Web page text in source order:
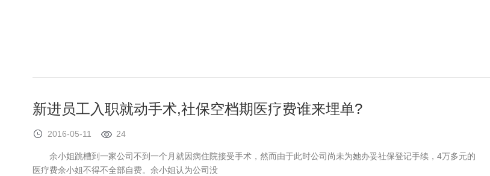
新进员工入职就动手术,社保空档期医疗费谁来埋单?
2016-05-11 24
余小姐跳槽到一家公司不到一个月就因病住院接受手术，然而由于此时公司尚未为她办妥社保登记手续，4万多元的
医疗费余小姐不得不全部自费。余小姐认为公司没